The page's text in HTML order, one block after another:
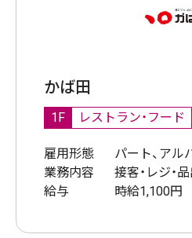
かば田
1F レストラン・フード
雇用形態
パート、アル
業務内容
接客・レジ・
給与
時給1,100円